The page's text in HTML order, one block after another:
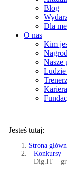
Blog
Dla
O nas
Kim
Nasze
Kariera
Jesteś tutaj:
Strona
Konkursy
Dig.IT –